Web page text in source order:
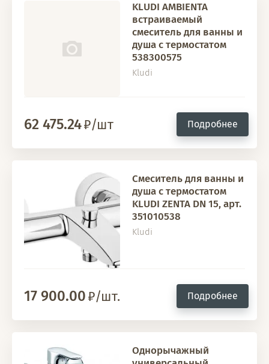
KLUDI AMBIENTA
встраиваемый
смеситель для ванны и
душа с термостатом
538300575
Kludi
62 475.24 /шт Подробнее
Смеситель для ванны и
душа с термостатом
KLUDI ZENTA DN 15, арт.
351010538
Kludi
17 900.00 /шт. Подробнее
Однорычажный